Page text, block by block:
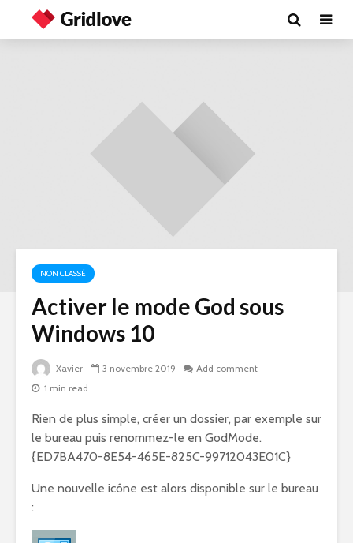
NON CLASSÉ
Activer le mode God sous
Windows 10
Xavier 3 novembre 2019
Add comment
1 min read
Rien de plus simple, créer un dossier, par exemple sur
le bureau puis renommez-le en GodMode.
{ED7BA470-8E54-465E-825C-99712043E01C}
Une nouvelle icône est alors disponible sur le bureau
: